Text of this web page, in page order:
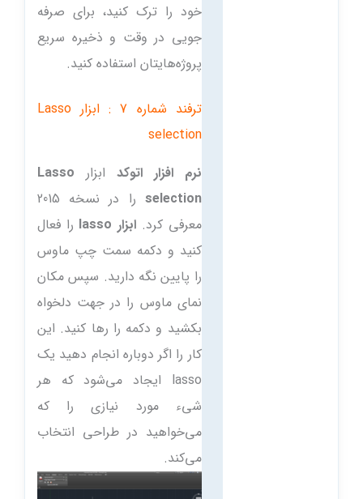
خود را ترک کنید، برای صرفه
جویی در وقت و ذخیره سریع
پروژه‌هایتان استفاده کنید.
ترفند شماره 7 : ابزار Lasso
selection
نرم افزار اتوکد ابزار Lasso
selection
را در نسخه 2015
معرفی کرد. ابزار lasso
را فعال
کنید و دکمه سمت چپ ماوس
را پایین نگه دارید. سپس مکان
نمای ماوس را در جهت دلخواه
بکشید و دکمه را رها کنید. این
کار را اگر دوباره انجام دهید یک
lasso ایجاد می‌شود که هر
شیء مورد نیازی را که
می‌خواهید در طراحی انتخاب
می‌کند.